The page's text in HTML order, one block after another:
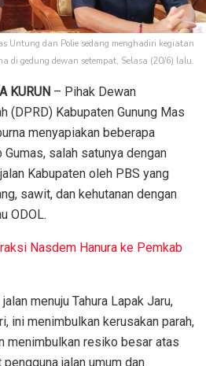
Untung dan Polie sedang menghadiri kegiatan
di gedung dewan setempat, Selasa (20/6) lalu.
KURUN – Pihak Dewan
(DPRD) Kabupaten Gunung Mas
menyapiakan beberapa
salah satunya dengan
Kabupaten oleh PBS yang
sawit, dan kehutanan dengan
ODOL.
Nasdem Hanura ke Pemkab
menuju Tahura Lapak Jaru,
ini menimbulkan kerusakan parah,
menimbulkan resiko besar atas
jalan umum dan